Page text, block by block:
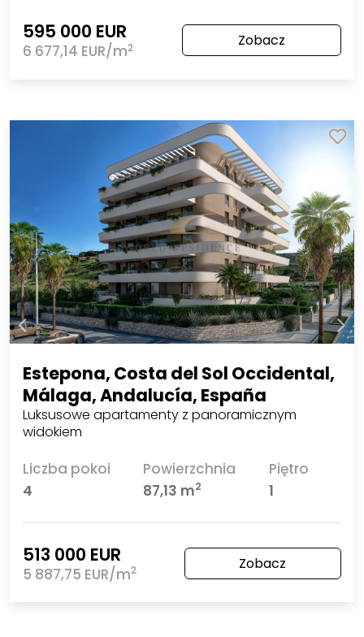
595 000 EUR
6 677,14 EUR/m2 Zobacz
Estepona, Costa del Sol Occidental,
Málaga, Andalucía, España
Luksusowe apartamenty z panoramicznym
widokiem
Liczba pokoi
4
Powierzchnia
87,13 m2
Piętro
1
513 000 EUR
5 887,75 EUR/m2 Zobacz